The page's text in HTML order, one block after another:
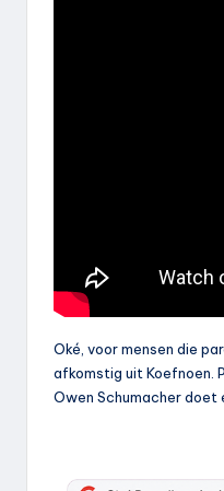
Oké, voor mensen die
afkomstig uit Koefnoen.
Owen Schumacher doet